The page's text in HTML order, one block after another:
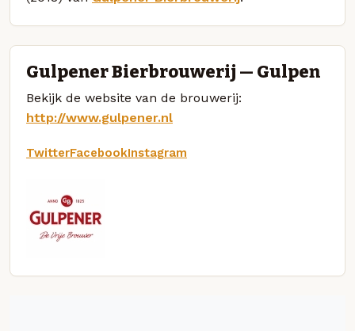
Gulpener Bierbrouwerij — Gulpen
Bekijk de website van de brouwerij:
http://www.gulpener.nl
TwitterFacebookInstagram